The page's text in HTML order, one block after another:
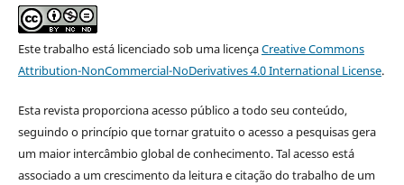
Este trabalho está licenciado sob uma licençaCreative Commons
Attribution-NonCommercial-NoDerivatives 4.0 International License.
Esta revista proporciona acesso público a todo seu conteúdo,
seguindo o princípio que tornar gratuito o acesso a pesquisas gera
um maior intercâmbio global de conhecimento. Tal acesso está
associado a um crescimento da leitura e citação do trabalho de um